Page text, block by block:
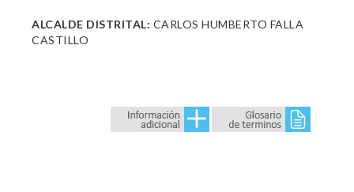
ALCALDE DISTRITAL: CARLOS HUMBERTO FALLA
CASTILLO